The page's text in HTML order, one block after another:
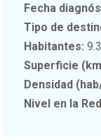
Fecha
Tipo de
Habitantes:
Superficie
Densidad
Nivel en la